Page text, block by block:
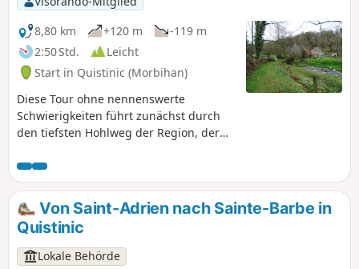
die sich für einen Tagesausflug mit
Picknick anbietet.
8,80 km
+120 m
-119 m
2:50 Std.
Leicht
Start in Quistinic (Morbihan)
Diese Tour ohne nennenswerte
Schwierigkeiten führt zunächst durch
den tiefsten Hohlweg der Region, der
denen majestätische Eichen und
Kastanienbäume thronen. Sie verläuft
entlang des kleinen Baches Chauzel
und schlängelt sich über Wege, die von
mit Moos bewachsenen Trockenmauern
gesäumt sind.
Von Saint-Adrien nach Sainte-Barbe in
Quistinic
Lokale Behörde